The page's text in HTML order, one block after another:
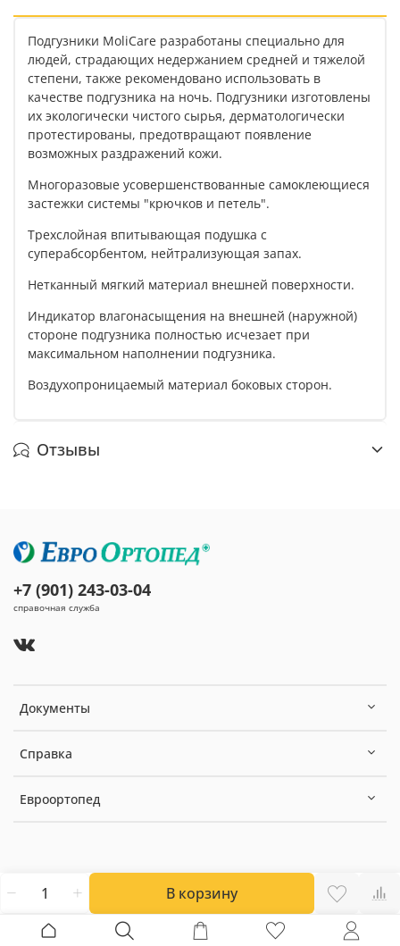
В корзину
Подгузники MoliCare разработаны специально для
людей, страдающих недержанием средней и тяжелой
степени, также рекомендовано использовать в
качестве подгузника на ночь. Подгузники изготовлены
их экологически чистого сырья, дерматологически
протестированы, предотвращают появление
возможных раздражений кожи.
Многоразовые усовершенствованные самоклеющиеся
застежки системы "крючков и петель".
Трехслойная впитывающая подушка с
суперабсорбентом, нейтрализующая запах.
Нетканный мягкий материал внешней поверхности.
Индикатор влагонасыщения на внешней (наружной)
стороне подгузника полностью исчезает при
максимальном наполнении подгузника.
Воздухопроницаемый материал боковых сторон.
Отзывы
Документы
Справка
Евроортопед
+7 (901) 243-03-04
справочная служба